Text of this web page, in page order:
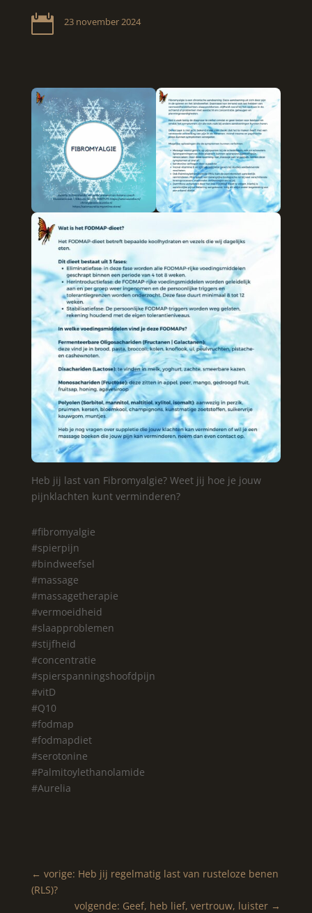
 23 november 2024
Heb jij last van Fibromyalgie? Weet jij hoe je jouw
pijnklachten kunt verminderen?
#fibromyalgie
#spierpijn
#bindweefsel
#massage
#massagetherapie
#vermoeidheid
#slaapproblemen
#stijfheid
#concentratie
#spierspanningshoofdpijn
#vitD
#Q10
#fodmap
#fodmapdiet
#serotonine
#Palmitoylethanolamide
#Aurelia
← vorige: Heb jij regelmatig last van rusteloze benen
(RLS)?
volgende: Geef, heb lief, vertrouw, luister →